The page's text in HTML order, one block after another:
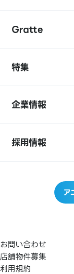
Gratte
特集
企業情報
採用情報
ア
お問い合わせ
店舗物件募集
利用規約